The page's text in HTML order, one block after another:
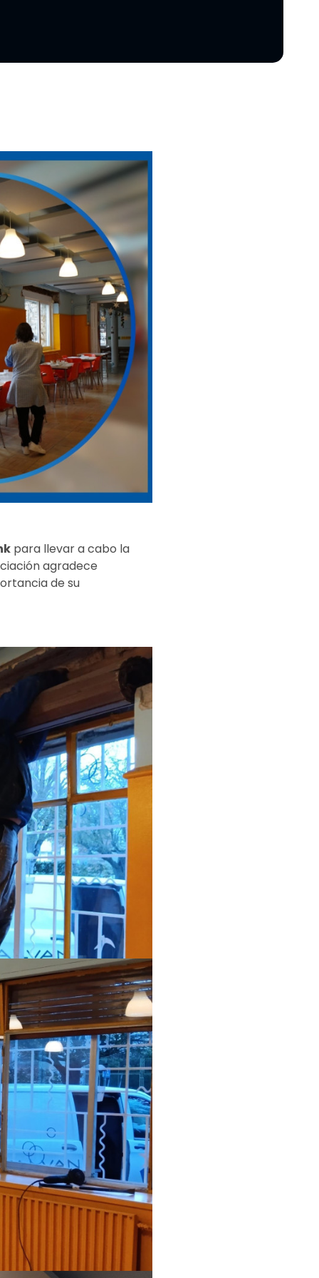
para llevar a cabo la
agradece
de su